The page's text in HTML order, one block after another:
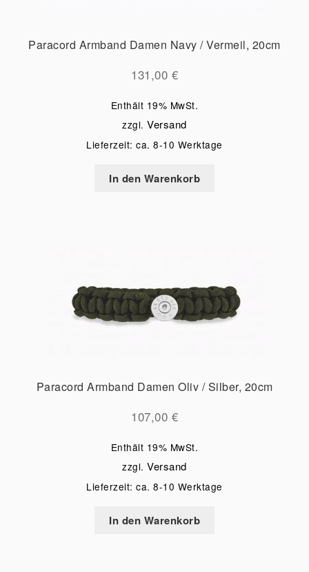
Paracord Armband Damen Navy / Vermeil, 20cm
131,00 €
Enthält 19% MwSt.
zzgl.Versand
Lieferzeit: ca. 8-10 Werktage
In den Warenkorb
Paracord Armband Damen Oliv / Silber, 20cm
107,00 €
Enthält 19% MwSt.
zzgl.Versand
Lieferzeit: ca. 8-10 Werktage
In den Warenkorb